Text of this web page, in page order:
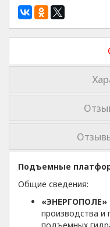
Подъемные
Общие сведения:
«ЭНЕРГОПОЛЕ»
производства и